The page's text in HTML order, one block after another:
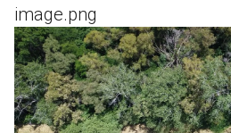
image.png